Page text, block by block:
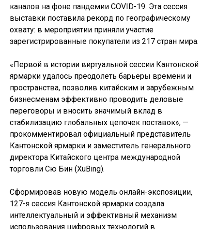
каналов на фоне пандемии COVID-19. Эта сессия
выставки поставила рекорд по географическому
охвату: в мероприятии приняли участие
зарегистрированные покупатели из 217 стран мира.
«Первой в истории виртуальной сессии Кантонской
ярмарки удалось преодолеть барьеры времени и
пространства, позволив китайским и зарубежным
бизнесменам эффективно проводить деловые
переговоры и вносить значимый вклад в
стабилизацию глобальных цепочек поставок», —
прокомментировал официальный представитель
Кантонской ярмарки и заместитель генерального
директора Китайского центра международной
торговли Сю Бин (XuBing).
Сформировав новую модель онлайн-экспозиции,
127-я сессия Кантонской ярмарки создала
интеллектуальный и эффективный механизм
использования цифровых технологий в